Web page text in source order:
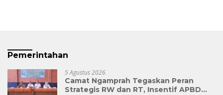
Pemerintahan
5 Agustus 2026
Camat Ngamprah Tegaskan Peran
Strategis RW dan RT, Insentif APBD